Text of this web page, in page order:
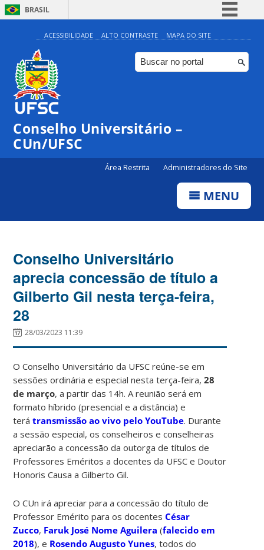
BRASIL
Simplifique!
Comunica BR
Participe
Canais
ACESSIBILIDADE ALTO CONTRASTE MAPA DO SITE
Conselho Universitário –
CUn/UFSC
Área Restrita Administradores do Site
MENU
Conselho Universitário
aprecia concessão de título a
Gilberto Gil nesta terça-feira,
28
28/03/2023 11:39
O Conselho Universitário da UFSC reúne-se em
sessões ordinária e especial nesta terça-feira,28
de março, a partir das 14h. A reunião será em
formato híbrido (presencial e a distância) e
terátransmissão ao vivo pelo YouTube. Durante
a sessão especial, os conselheiros e conselheiras
apreciarão a concessão da outorga de títulos de
Professores Eméritos a docentes da UFSC e Doutor
Honoris Causa a Gilberto Gil.
O CUn irá apreciar para a concessão do título de
Professor Emérito para os docentesCésar
Zucco, Faruk José Nome Aguilera (falecido em
2018), e Rosendo Augusto Yunes, todos do